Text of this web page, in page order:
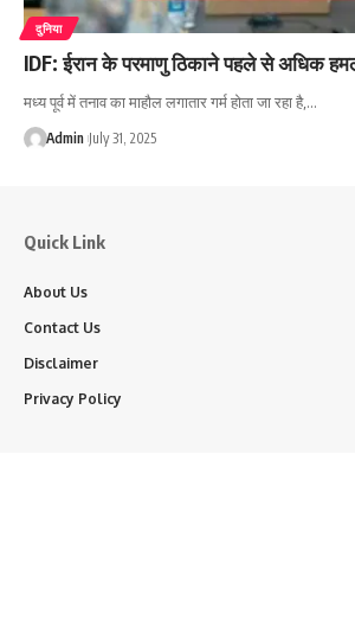
दुनिया
IDF: ईरान के परमाणु ठिकाने पहले से अधिक
मध्य पूर्व में तनाव का माहौल लगातार गर्म होता जा रहा है,…
Admin July 31, 2025
Quick Link
About Us
Contact Us
Disclaimer
Privacy Policy